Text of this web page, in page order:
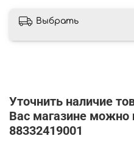
Выбрать
Уточнить наличие
Вас магазине можно
88332419001